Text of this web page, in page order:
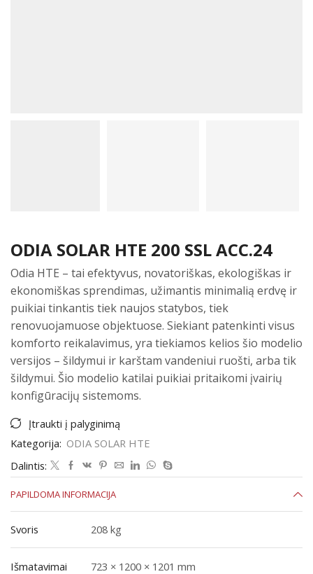
ODIA SOLAR HTE 200 SSL ACC.24
Odia HTE – tai efektyvus, novatoriškas, ekologiškas ir
ekonomiškas sprendimas, užimantis minimalią erdvę ir
puikiai tinkantis tiek naujos statybos, tiek
renovuojamuose objektuose. Siekiant patenkinti visus
komforto reikalavimus, yra tiekiamos kelios šio modelio
versijos – šildymui ir karštam vandeniui ruošti, arba tik
šildymui. Šio modelio katilai puikiai pritaikomi įvairių
konfigūracijų sistemoms.
Įtraukti į palyginimą
Kategorija: ODIA SOLAR HTE
Dalintis:
PAPILDOMA INFORMACIJA
Svoris 208 kg
Išmatavimai 723 × 1200 × 1201 mm